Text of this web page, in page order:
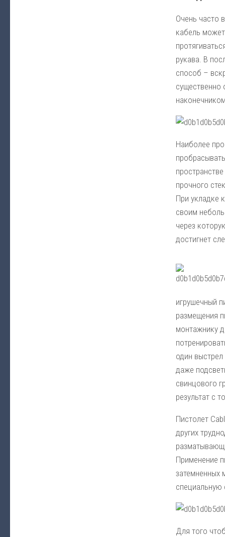
Очень часто
кабель
рукава. В
способ –
существенно
Наиболее
прочного
При укладке
своим
через
достигнет
игрушечный
размещения
монтажнику
один
даже
свинцового
результат с
Пистолет
других
Применение
затемненных
специальную
Для того